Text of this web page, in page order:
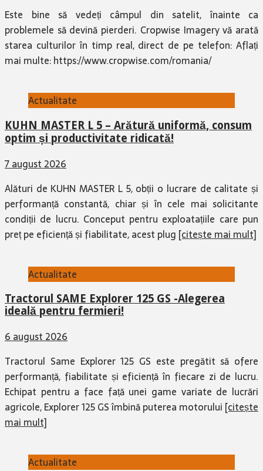
Este bine să vedeți câmpul din satelit, înainte ca
problemele să devină pierderi. Cropwise Imagery vă arată
starea culturilor în timp real, direct de pe telefon: Aflați
mai multe: https://www.cropwise.com/romania/
Actualitate
KUHN MASTER L 5 – Arătură uniformă, consum
optim și productivitate ridicată!
7 august 2026
Alături de KUHN MASTER L 5, obții o lucrare de calitate și
performanță constantă, chiar și în cele mai solicitante
condiții de lucru. Conceput pentru exploatațiile care pun
preț pe eficiență și fiabilitate, acest plug [citește mai mult]
Actualitate
Tractorul SAME Explorer 125 GS -Alegerea
ideală pentru fermieri!
6 august 2026
Tractorul Same Explorer 125 GS este pregătit să ofere
performanță, fiabilitate și eficiență în fiecare zi de lucru.
Echipat pentru a face față unei game variate de lucrări
agricole, Explorer 125 GS îmbină puterea motorului [citește
mai mult]
Actualitate